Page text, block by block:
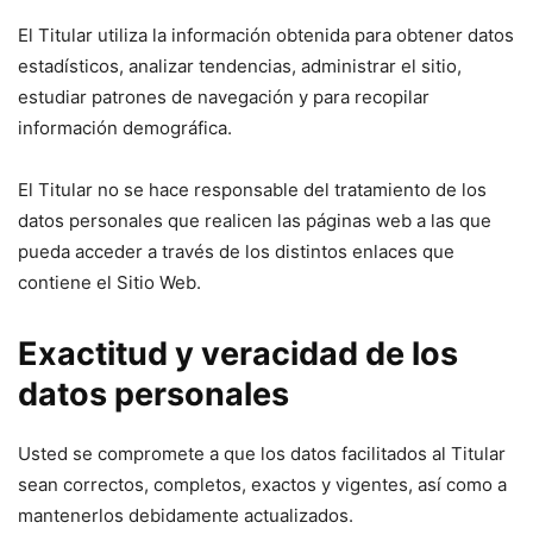
El Titular utiliza la información obtenida para obtener datos
estadísticos, analizar tendencias, administrar el sitio,
estudiar patrones de navegación y para recopilar
información demográfica.
El Titular no se hace responsable del tratamiento de los
datos personales que realicen las páginas web a las que
pueda acceder a través de los distintos enlaces que
contiene el Sitio Web.
Exactitud y veracidad de los
datos personales
Usted se compromete a que los datos facilitados al Titular
sean correctos, completos, exactos y vigentes, así como a
mantenerlos debidamente actualizados.